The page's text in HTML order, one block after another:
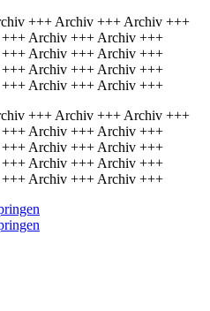
+++ Archiv +++ Archiv +++
Archiv +++ Archiv +++
Archiv +++ Archiv +++
Archiv +++ Archiv +++
Archiv +++ Archiv +++
+++ Archiv +++ Archiv +++
Archiv +++ Archiv +++
Archiv +++ Archiv +++
Archiv +++ Archiv +++
Archiv +++ Archiv +++